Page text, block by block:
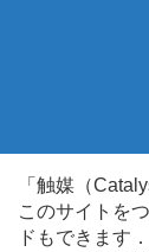
「触媒（
このサイトを
ドもできます．